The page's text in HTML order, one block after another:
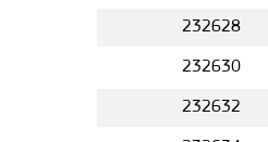
232628
232630
232632